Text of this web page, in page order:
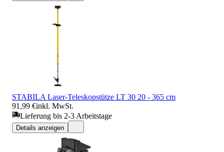
STABILA Laser-Teleskopstütze LT 30 20 - 365 cm
91,99 €inkl. MwSt.
Lieferung bis 2-3 Arbeitstage
Details anzeigen